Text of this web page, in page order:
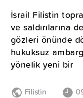
İsrail Filistin
ve saldırılarına
gözleri önünde
hukuksuz
yönelik yeni bir
Filistin